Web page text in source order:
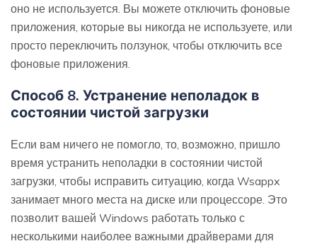
оно не используется. Вы можете отключить фоновые
приложения, которые вы никогда не используете, или
просто переключить ползунок, чтобы отключить все
фоновые приложения.
Способ 8. Устранение неполадок в
состоянии чистой загрузки
Если вам ничего не помогло, то, возможно, пришло
время устранить неполадки в состоянии чистой
загрузки, чтобы исправить ситуацию, когда Wsappx
занимает много места на диске или процессоре. Это
позволит вашей Windows работать только с
несколькими наиболее важными драйверами для